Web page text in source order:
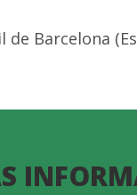
Barcelona